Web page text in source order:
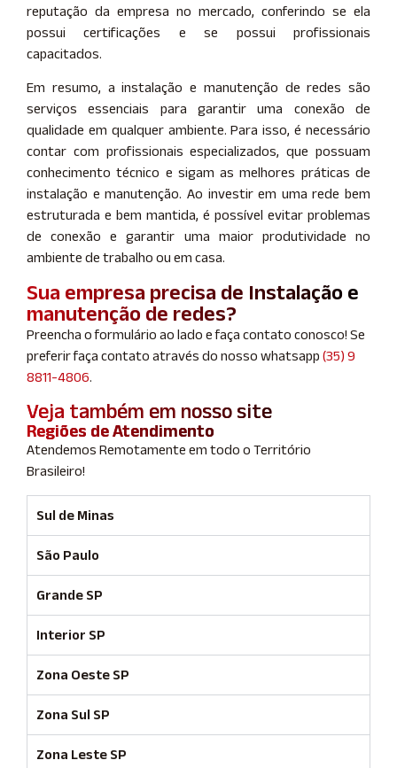
reputação da empresa no mercado, conferindo se ela
possui certificações e se possui profissionais
capacitados.
Em resumo, a instalação e manutenção de redes são
serviços essenciais para garantir uma conexão de
qualidade em qualquer ambiente. Para isso, é necessário
contar com profissionais especializados, que possuam
conhecimento técnico e sigam as melhores práticas de
instalação e manutenção. Ao investir em uma rede bem
estruturada e bem mantida, é possível evitar problemas
de conexão e garantir uma maior produtividade no
ambiente de trabalho ou em casa.
Sua empresa precisa de Instalação e
manutenção de redes?
Preencha o formulário ao lado e faça contato conosco! Se
preferir faça contato através do nosso whatsapp (35) 9
8811-4806.
Veja também em nosso site
Regiões de Atendimento
Atendemos Remotamente em todo o Território
Brasileiro!
Sul de Minas
São Paulo
Grande SP
Interior SP
Zona Oeste SP
Zona Sul SP
Zona Leste SP